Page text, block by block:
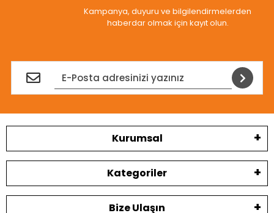
Kampanya, duyuru ve bilgilendirmelerden
haberdar olmak için kayıt olun.
Kurumsal
Kategoriler
Bize Ulaşın